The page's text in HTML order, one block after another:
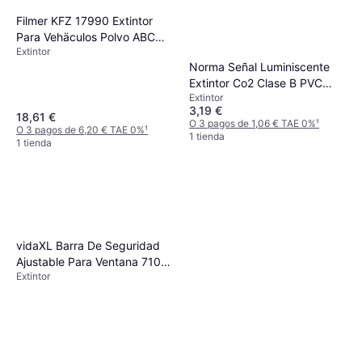
Filmer KFZ 17990 Extintor
Para Vehäculos Polvo ABC
1kg
Extintor
18,61 €
O 3 pagos de 6,20 € TAE 0%¹
1 tienda
Norma Señal Luminiscente
Extintor Co2 Clase B PVC
0.7mm 21x30cm
Extintor
3,19 €
O 3 pagos de 1,06 € TAE 0%¹
1 tienda
vidaXL Barra De Seguridad
Ajustable Para Ventana 710-
1200 mm
Extintor